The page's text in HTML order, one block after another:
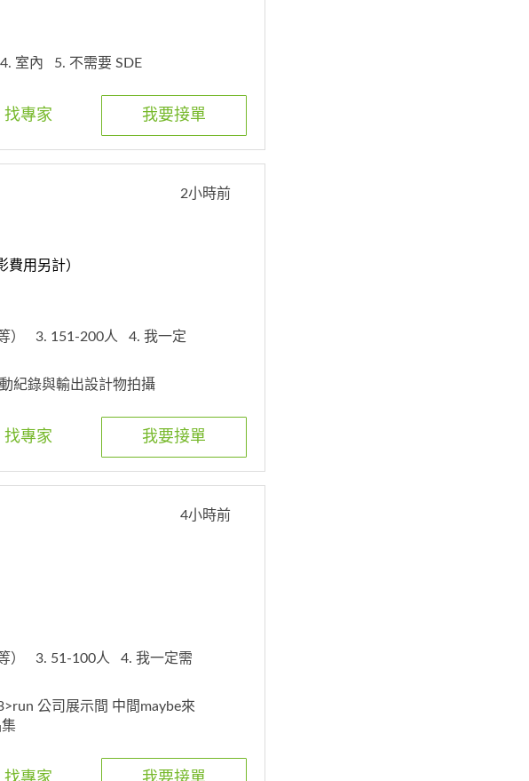
4. 室內 5. 不需要 SDE
我要接單
找專家
用另計）
2小時前
） 3. 151-200人
4. 我一定
紀錄與輸出設計物拍攝
我要接單
找專家
4小時前
） 3. 51-100人
4. 我一定需
公司展示間 中間maybe來